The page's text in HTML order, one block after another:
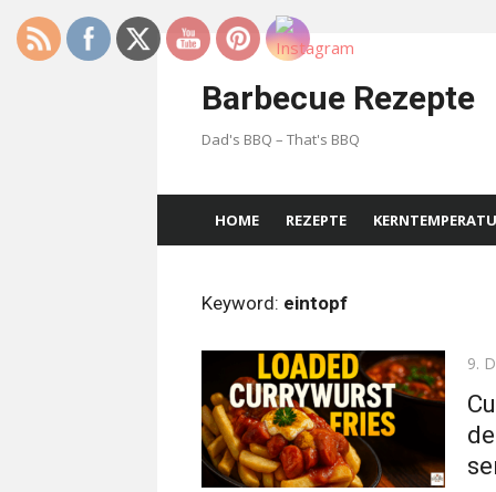
Skip
Barbecue Rezepte
Dad's BBQ – That's BBQ
HOME REZEPTE
Keyword: eintopf
9.